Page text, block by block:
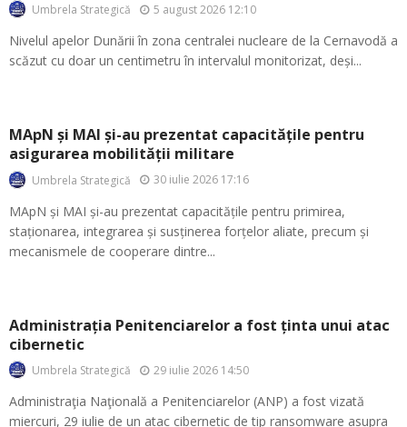
Umbrela Strategică 5 august 2026 12:10
Nivelul apelor Dunării în zona centralei nucleare de la Cernavodă a
scăzut cu doar un centimetru în intervalul monitorizat, deși...
MApN și MAI și-au prezentat capacitățile pentru
asigurarea mobilității militare
Umbrela Strategică 30 iulie 2026 17:16
MApN și MAI și-au prezentat capacitățile pentru primirea,
staționarea, integrarea și susținerea forțelor aliate, precum și
mecanismele de cooperare dintre...
Administrația Penitenciarelor a fost ținta unui atac
cibernetic
Umbrela Strategică 29 iulie 2026 14:50
Administraţia Naţională a Penitenciarelor (ANP) a fost vizată
miercuri, 29 iulie de un atac cibernetic de tip ransomware asupra